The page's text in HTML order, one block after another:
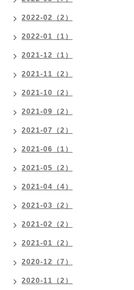
2022-02（2）
2022-01（1）
2021-12（1）
2021-11（2）
2021-10（2）
2021-09（2）
2021-07（2）
2021-06（1）
2021-05（2）
2021-04（4）
2021-03（2）
2021-02（2）
2021-01（2）
2020-12（7）
2020-11（2）